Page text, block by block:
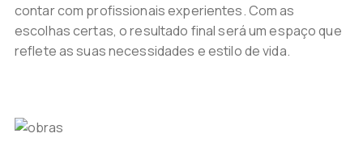
contar com profissionais experientes. Com as
escolhas certas, o resultado final será um espaço que
reflete as suas necessidades e estilo de vida.